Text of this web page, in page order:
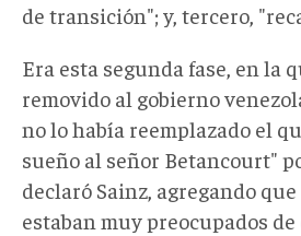
de transición"; y, tercero,
Era esta segunda fase, en la
removido al gobierno
no lo había reemplazado el
sueño al señor Betancourt"
declaró Sainz, agregando
estaban muy preocupados